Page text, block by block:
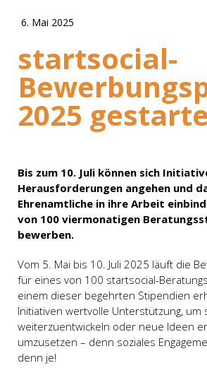
6. Mai 2025
startsocial-
2025
Bis zum 10. Juli können sich
Herausforderungen angehen und
Ehrenamtliche in ihre Arbeit
von 100 viermonatigen
bewerben.
Vom 5. Mai bis 10. Juli 2025 läuft die
für eines von 100 startsocial-
einem dieser begehrten Stipendien
Initiativen wertvolle Unterstützung, um
weiterzuentwickeln oder neue Ideen
umzusetzen – denn soziales
denn je!